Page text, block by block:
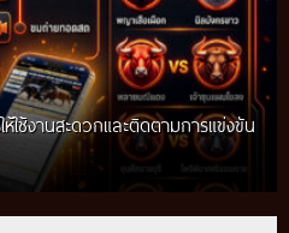
ใช้งานสะดวกและติดตามการแข่งขัน